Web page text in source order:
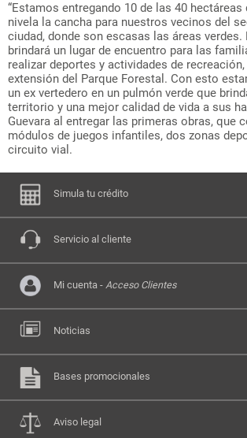
“Estamos entregando 10 de las 40
nivela la cancha para nuestros vecinos del
ciudad, donde son escasas las áreas
brindará un lugar de encuentro para las
realizar deportes y actividades de
extensión del Parque Forestal. Con esto
un ex vertedero en un pulmón verde que
territorio y una mejor calidad de vida a sus
Guevara al entregar las primeras obras, que
módulos de juegos infantiles, dos zonas
circuito vial.
Simula tu crédito
Servicio al cliente
Mi cuenta - Acceso Clientes
Noticias
Bases promocionales
Aviso legal